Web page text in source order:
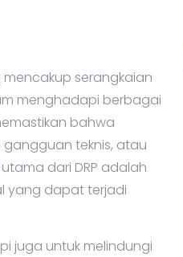
serangkaian
menghadapi berbagai
bahwa
teknis, atau
dari DRP adalah
yang dapat terjadi
juga untuk melindungi